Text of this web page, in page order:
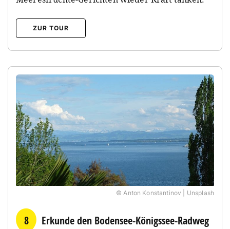
ZUR TOUR
© Anton Konstantinov | Unsplash
8 Erkunde den Bodensee-Königssee-Radweg